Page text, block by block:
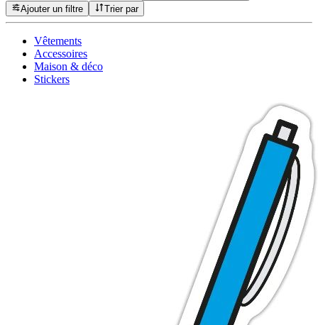
Ajouter un filtre
Trier par
Vêtements
Accessoires
Maison & déco
Stickers